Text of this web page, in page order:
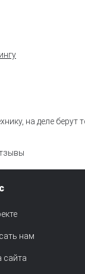
на деле берут
нам
сайта